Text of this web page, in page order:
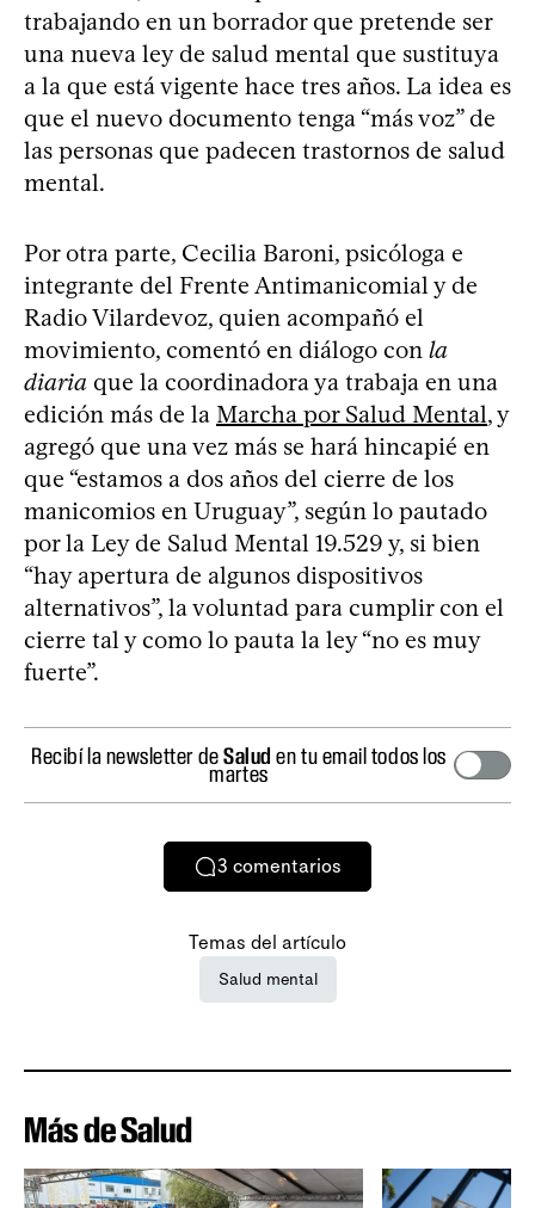
trabajando en un borrador que pretende ser
una nueva ley de salud mental que sustituya
a la que está vigente hace tres años. La idea es
que el nuevo documento tenga “más voz” de
las personas que padecen trastornos de salud
mental.
Por otra parte, Cecilia Baroni, psicóloga e
integrante del Frente Antimanicomial y de
Radio Vilardevoz, quien acompañó el
movimiento, comentó en diálogo con la
diaria que la coordinadora ya trabaja en una
edición más de la Marcha por Salud Mental, y
agregó que una vez más se hará hincapié en
que “estamos a dos años del cierre de los
manicomios en Uruguay”, según lo pautado
por la Ley de Salud Mental 19.529 y, si bien
“hay apertura de algunos dispositivos
alternativos”, la voluntad para cumplir con el
cierre tal y como lo pauta la ley “no es muy
fuerte”.
Recibí la newsletter deSalud en tu email todos los
martes
3 comentarios
Temas del artículo
Salud mental
Más de Salud